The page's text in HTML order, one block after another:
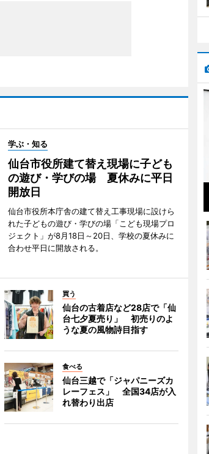
学ぶ・知る
仙台市役所建て替え現場に子ども
の遊び・学びの場 夏休みに平日
開放日
仙台市役所本庁舎の建て替え工事現場に設けら
れた子どもの遊び・学びの場「こども現場プロ
ジェクト」が8月18日～20日、学校の夏休みに
合わせ平日に開放される。
買う
仙台の古着店など28店で「仙
台七夕夏売り」 初売りのよ
うな夏の風物詩目指す
食べる
仙台三越で「ジャパニーズカ
レーフェス」 全国34店が入
れ替わり出店